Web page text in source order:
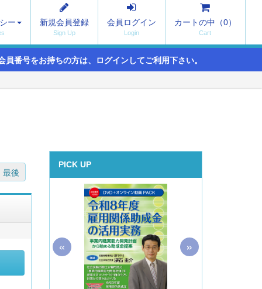
ー 新規会員登録 会員ログイン カートの中（0）
番号をお持ちの方は、ログインしてご利用下さい。
最後
PICK UP
« »